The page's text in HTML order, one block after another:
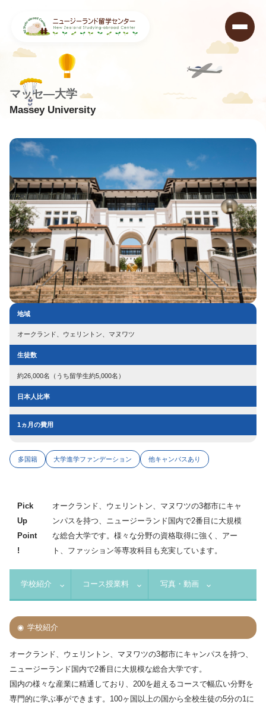
Massey University
マッセ―大学
ニュージーランド留学センター
地域
オークランド、ウェリントン、マヌワツ
生徒数
約26,000名（うち留学生約5,000名）
日本人比率
1ヵ月の費用
多国籍 大学進学ファンデーション 他キャンパスあり
Pick
Up
Point
!
オークランド、ウェリントン、マヌワツの3都市にキャ
ンパスを持つ、ニュージーランド国内で2番目に大規模
な総合大学です。様々な分野の資格取得に強く、アー
ト、ファッション等専攻科目も充実しています。
学校紹介 コース授業料 写真・動画
学校紹介
オークランド、ウェリントン、マヌワツの3都市にキャンパスを持つ、
ニュージーランド国内で2番目に大規模な総合大学です。
国内の様々な産業に精通しており、200を超えるコースで幅広い分野を
専門的に学ぶ事ができます。100ヶ国以上の国から全校生徒の5分の1に